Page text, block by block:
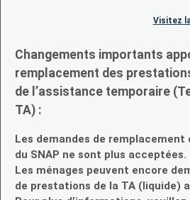
Visitez
Changements importants
remplacement des
de l’assistance temporaire
TA) :
Les demandes de
du SNAP ne sont plus acceptées.
Les ménages peuvent encore
de prestations de la TA (liquide)